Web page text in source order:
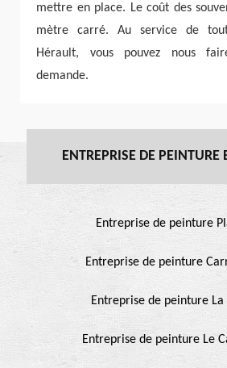
mettre en place. Le coût des
mètre carré. Au service de
Hérault, vous pouvez nous
demande.
ENTREPRISE DE PEINTURE
Entreprise de peinture
Entreprise de peinture
Entreprise de peinture La
Entreprise de peinture Le